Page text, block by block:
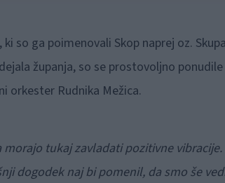
so ga poimenovali Skop naprej oz.
županja, so se prostovoljno
orkester Rudnika Mežica.
morajo tukaj zavladati pozitivne
dogodek naj bi pomenil, da smo še